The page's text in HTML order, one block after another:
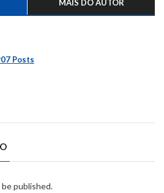
MAIS DO AUTOR
Posts
published.